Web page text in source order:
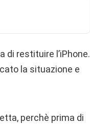
restituire l’iPhone.
la situazione e
perchè prima di